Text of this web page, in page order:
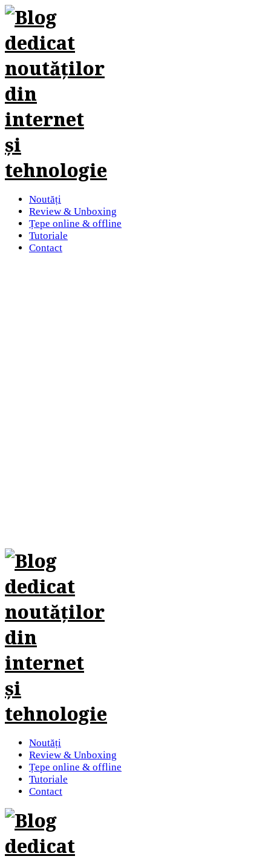
Noutăți
Review & Unboxing
Țepe online & offline
Tutoriale
Contact
Noutăți
Review & Unboxing
Țepe online & offline
Tutoriale
Contact